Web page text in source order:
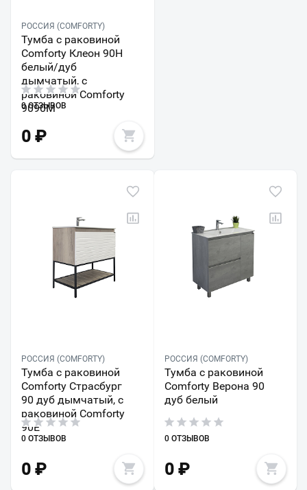
РОССИЯ (COMFORTY)
Тумба с раковиной
Comforty Клеон 90Н
белый/дуб
дымчатый, с
раковиной Comforty
9090M
0 ОТЗЫВОВ
0 ₽
РОССИЯ (COMFORTY)
Тумба с раковиной
Comforty Страсбург
90 дуб дымчатый, с
раковиной Comforty
90E
0 ОТЗЫВОВ
0 ₽
РОССИЯ (COMFORTY)
Тумба с раковиной
Comforty Верона 90
дуб белый
0 ОТЗЫВОВ
0₽